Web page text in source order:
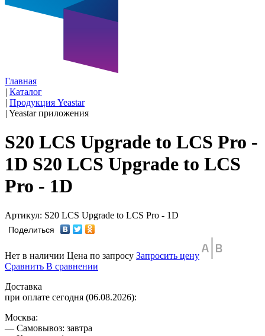
Главная
| Каталог
| Продукция Yeastar
| Yeastar приложения
S20 LCS Upgrade to LCS Pro -
1D S20 LCS Upgrade to LCS
Pro - 1D
Артикул: S20 LCS Upgrade to LCS Pro - 1D
Поделиться
Нет в наличии Цена по запросу Запросить цену
Сравнить В сравнении
Доставка
при оплате сегодня (06.08.2026):
Москва:
— Самовывоз: завтра